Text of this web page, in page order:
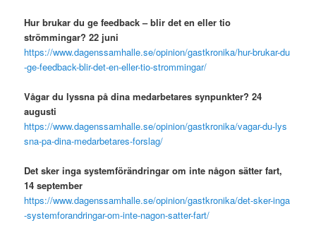
Hur brukar du ge feedback – blir det en eller tio
strömmingar? 22 juni
https://www.dagenssamhalle.se/opinion/gastkronika/hur-brukar-du
-ge-feedback-blir-det-en-eller-tio-strommingar/
Vågar du lyssna på dina medarbetares synpunkter? 24
augusti
https://www.dagenssamhalle.se/opinion/gastkronika/vagar-du-lys
sna-pa-dina-medarbetares-forslag/
Det sker inga systemförändringar om inte någon sätter fart,
14 september
https://www.dagenssamhalle.se/opinion/gastkronika/det-sker-inga
-systemforandringar-om-inte-nagon-satter-fart/